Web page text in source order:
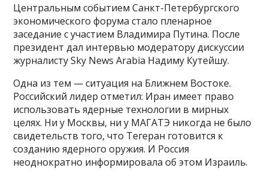
Центральным событием Санкт-Петербургского
экономического форума стало пленарное
заседание с участием Владимира Путина. После
президент дал интервью модератору дискуссии
журналисту Sky News Arabia Надиму Кутейшу.
Одна из тем — ситуация на Ближнем Востоке.
Российский лидер отметил: Иран имеет право
использовать ядерные технологии в мирных
целях. Ни у Москвы, ни у МАГАТЭ никогда не было
свидетельств того, что Тегеран готовится к
созданию ядерного оружия. И Россия
неоднократно информировала об этом Израиль.